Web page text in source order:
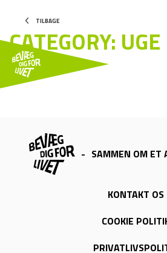
TILBAGE
CATEGORY:
- SAMMEN OM ET
KONTAKT OS
COOKIE